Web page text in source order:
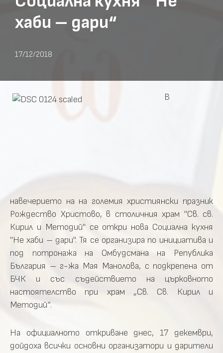
хаби – дари“
17/12/2018
В
навечерието на на големия християнски празник
Рождество Христово, в столичния храм "Св. св.
Кирил и Методий" се откри нова Социална кухня
"Не хаби – дари". Тя се организира по инициатива и
под потронажа на Омбудсмана на Република
България – г-жа Мая Манолова, с подкрепена от
БЧК и със съдействието на църковното
настоятелство при храм „Св. Св. Кирил и
Методий“.
На официалното откриване днес, 17 декември,
дойдоха всички основни организатори и дарители